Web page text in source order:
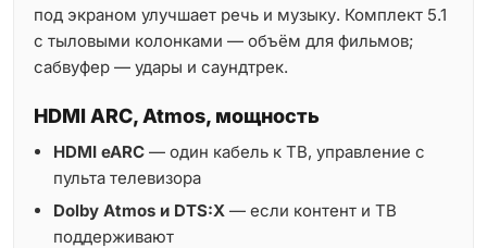
под экраном улучшает речь и музыку. Комплект 5.1
с тыловыми колонками — объём для фильмов;
сабвуфер — удары и саундтрек.
HDMI ARC, Atmos, мощность
HDMI eARC — один кабель к ТВ, управление с
пульта телевизора
Dolby Atmos и DTS:X — если контент и ТВ
поддерживают